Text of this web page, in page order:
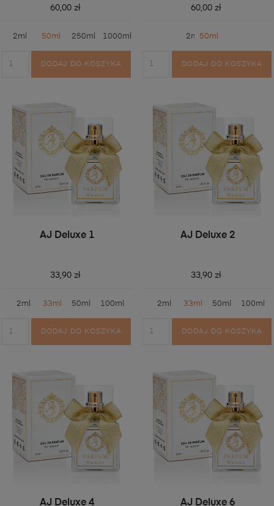
60,00 zł
2ml 50ml 250ml 1000ml
DODAJ DO KOSZYKA
60,00 zł
2ml 50ml
DODAJ DO KOSZYKA
AJ Deluxe 1
33,90 zł
2ml 33ml 50ml 100ml
DODAJ DO KOSZYKA
AJ Deluxe 2
33,90 zł
2ml 33ml 50ml 100ml
DODAJ DO KOSZYKA
AJ Deluxe 4 AJ Deluxe 6